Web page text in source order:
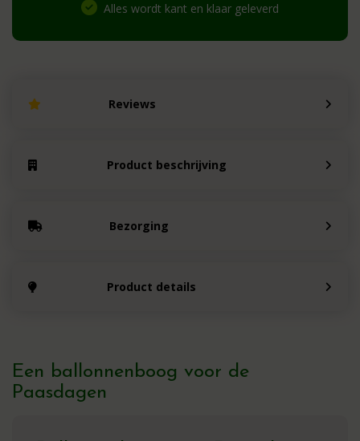
Alles wordt kant en klaar geleverd
Reviews
Product beschrijving
Bezorging
Product details
Een ballonnenboog voor de
Paasdagen